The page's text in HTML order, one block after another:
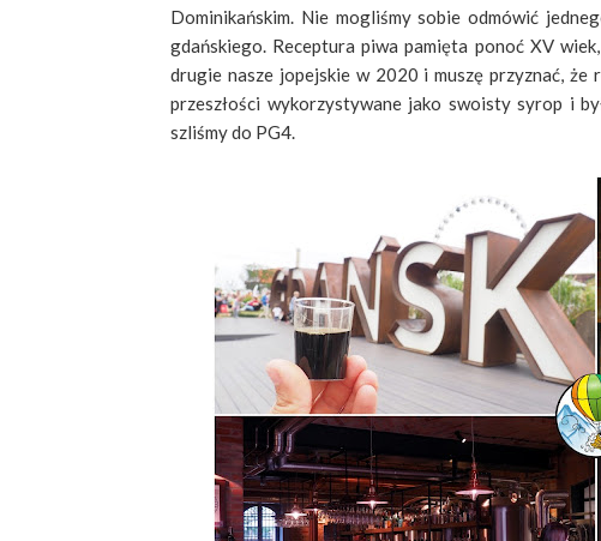
Dominikańskim. Nie mogliśmy sobie odmówić
gdańskiego. Receptura piwa pamięta ponoć XV
drugie nasze jopejskie w 2020 i muszę przyznać,
przeszłości wykorzystywane jako swoisty syrop i
szliśmy do PG4.